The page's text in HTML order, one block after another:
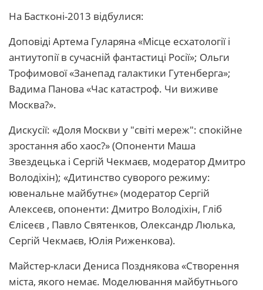
На Бастконі-2013 відбулися:
Доповіді Артема Гуларяна «Місце есхатології і
антиутопії в сучасній фантастиці Росії»; Ольги
Трофимової «Занепад галактики Гутенберга»;
Вадима Панова «Час катастроф. Чи виживе
Москва?».
Дискусії: «Доля Москви у "світі мереж": спокійне
зростання або хаос?» (Опоненти Маша
Звездецька і Сергій Чекмаєв, модератор Дмитро
Володіхін); «Дитинство суворого режиму:
ювенальне майбутнє» (модератор Сергій
Алексеєв, опоненти: Дмитро Володіхін, Гліб
Єлісеєв , Павло Святенков, Олександр Люлька,
Сергій Чекмаєв, Юлія Риженкова).
Майстер-класи Дениса Позднякова «Створення
міста, якого немає. Моделювання майбутнього